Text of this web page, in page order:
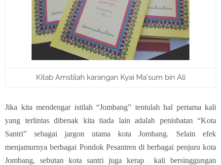
Kitab Amstilah karangan Kyai Ma'sum bin Ali
Jika kita mendengar istilah “Jombang” tentulah hal pertama kali
yang terlintas dibenak kita tiada lain adalah penisbatan “Kota
Santri” sebagai jargon utama kota Jombang. Selain efek
menjamurnya berbagai Pondok Pesantren di berbagai penjuru kota
Jombang, sebutan kota santri juga kerap kali bersinggungan